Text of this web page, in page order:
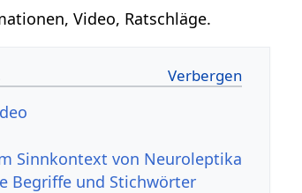
Video, Ratschläge.
Sinnkontext von Neuroleptika
Begriffe und Stichwörter